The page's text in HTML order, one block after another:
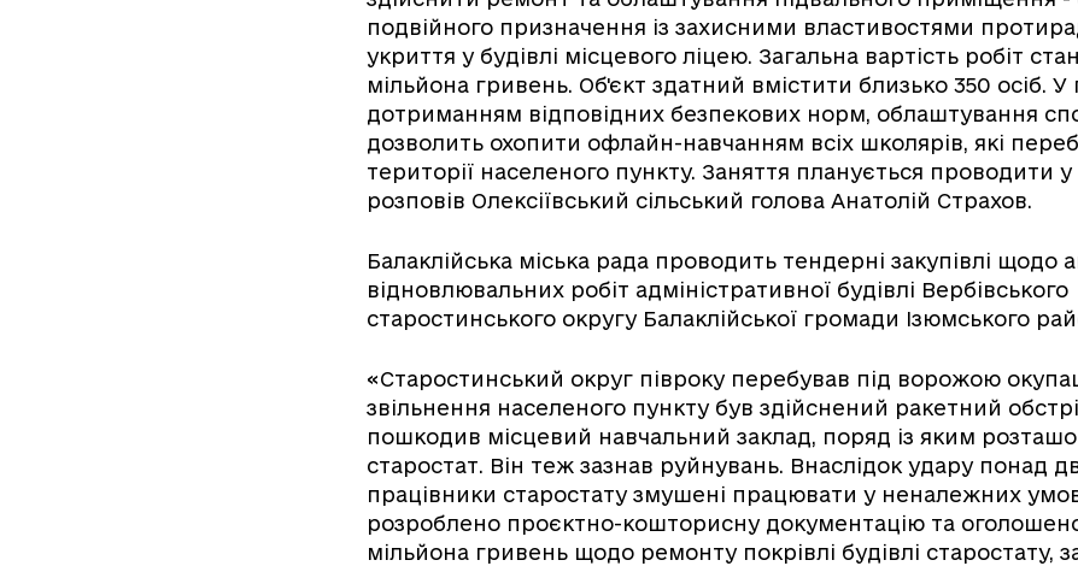
подвійного призначення із захисними властивостями
укриття у будівлі місцевого ліцею. Загальна вартість робіт
мільйона гривень. Об'єкт здатний вмістити близько 350 осіб. У
дотриманням відповідних безпекових норм, облаштування
дозволить охопити офлайн-навчанням всіх школярів, які
території населеного пункту. Заняття планується проводити у
розповів Олексіївський сільський голова Анатолій Страхов.
Балаклійська міська рада проводить тендерні закупівлі щодо
відновлювальних робіт адміністративної будівлі Вербівського
старостинського округу Балаклійської громади Ізюмського
«Старостинський округ півроку перебував під ворожою
звільнення населеного пункту був здійснений ракетний
пошкодив місцевий навчальний заклад, поряд із яким
старостат. Він теж зазнав руйнувань. Внаслідок удару понад
працівники старостату змушені працювати у неналежних
розроблено проєктно-кошторисну документацію та
мільйона гривень щодо ремонту покрівлі будівлі старостату,